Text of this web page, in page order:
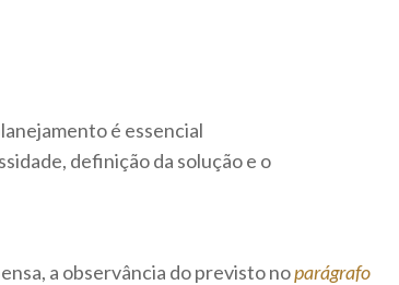
é essencial
definição da solução e o
a observância do previsto noparágrafo